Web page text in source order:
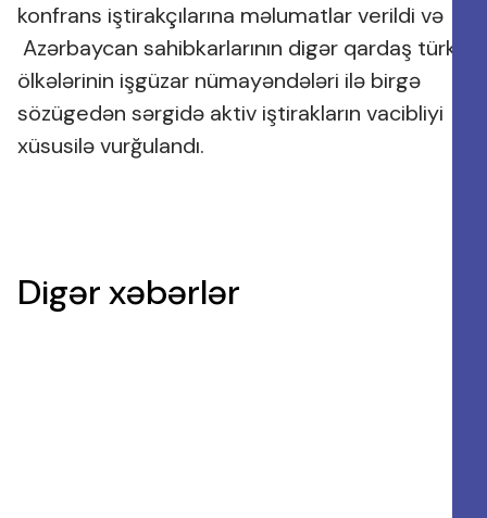
konfrans iştirakçılarına məlumatlar verildi və
Azərbaycan sahibkarlarının digər qardaş türk
ölkələrinin işgüzar nümayəndələri ilə birgə
sözügedən sərgidə aktiv iştirakların vacibliyi
xüsusilə vurğulandı.
Digər xəbərlər